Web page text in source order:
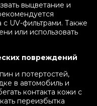
выцветание и
с UV-фильтрами. Также
или использовать
повреждений
и потертостей,
в автомобиль и
контакта кожи с
переизбытка